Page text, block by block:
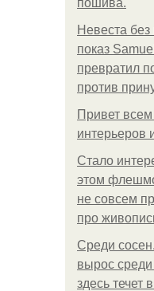
пошива.
Невеста
показ
превратил
против
Привет
интерьеров
Стало
этом
не совсем
про
Среди
вырос
здесь течет